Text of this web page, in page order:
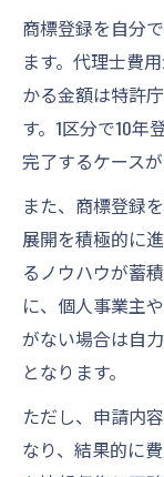
商標登録を自分
ます。代理士費
かる金額は特許
す。1区分で10年
完了するケースが
また、商標登録
展開を積極的に
るノウハウが蓄
に、個人事業主
がない場合は自
となります。
ただし、申請内
なり、結果的に